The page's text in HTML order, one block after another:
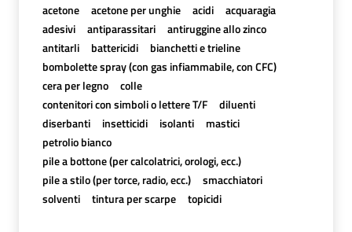
acetone acetone per unghie acidi
acquaragia
adesivi
antiparassitari
antiruggine allo zinco
antitarli
battericidi
bianchetti e trieline
bombolette spray (con gas infiammabile, con CFC)
cera per legno
colle
contenitori con simboli o lettere T/F
diluenti
diserbanti
insetticidi isolanti
mastici
petrolio bianco
pile a bottone (per calcolatrici, orologi, ecc.)
pile a stilo (per torce, radio, ecc.)
smacchiatori
solventi
tintura per scarpe topicidi